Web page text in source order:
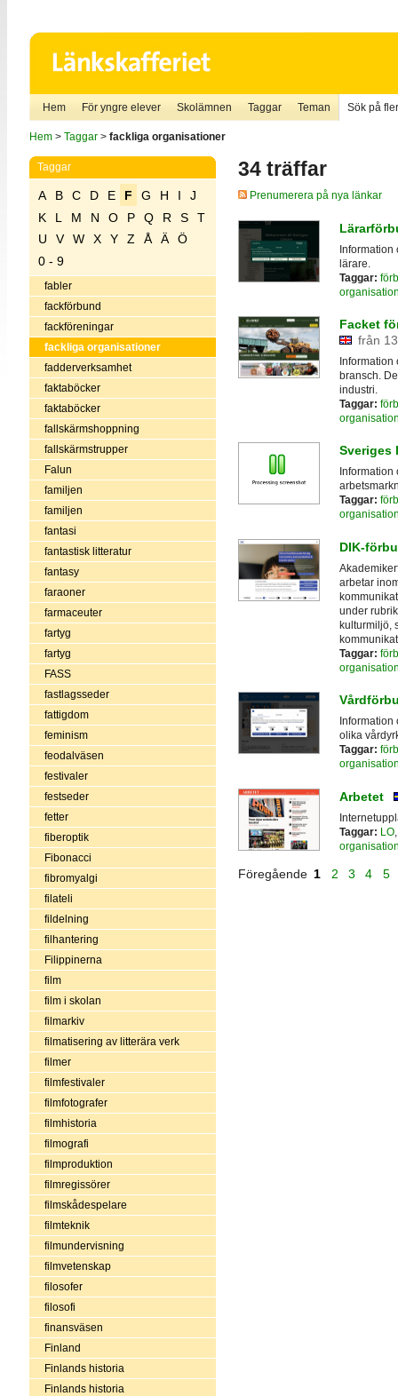
Hem För yngre elever Skolämnen Taggar Teman Sök på
Hem> Taggar> fackliga organisationer
Taggar
A B C D E F G H I
J
K
L M N O P Q R S
T
U
V W X Y Z Å Ä
Ö
0 - 9
fabler
fackförbund
fackföreningar
fackliga organisationer
fadderverksamhet
faktaböcker
faktaböcker
fallskärmshoppning
fallskärmstrupper
Falun
familjen
familjen
fantasi
fantastisk litteratur
fantasy
faraoner
farmaceuter
fartyg
fartyg
FASS
fastlagsseder
fattigdom
feminism
feodalväsen
festivaler
festseder
fetter
fiberoptik
Fibonacci
fibromyalgi
filateli
fildelning
filhantering
Filippinerna
film
film i skolan
filmarkiv
filmatisering av litterära verk
filmer
filmfestivaler
filmfotografer
filmhistoria
filmografi
filmproduktion
filmregissörer
filmskådespelare
filmteknik
filmundervisning
filmvetenskap
filosofer
filosofi
finansväsen
Finland
Finlands historia
Finlands historia
34 träffar
Prenumerera på nya länkar
Information
lärare.
Taggar:
Facket
från
Information
bransch.
industri.
Taggar:
Sveriges
Taggar:
DIK-
arbetar
under
kulturmiljö,
Taggar:
olika
Taggar:
Arbetet
Taggar: LO
Föregående 1 2 3 4 5